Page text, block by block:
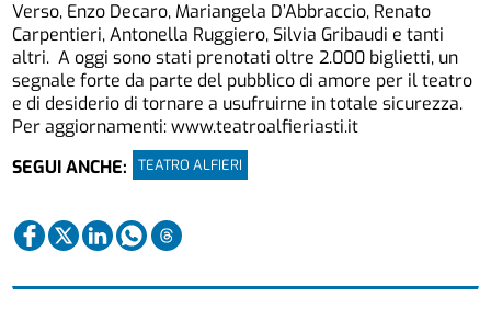
Verso, Enzo Decaro, Mariangela D’Abbraccio, Renato
Carpentieri, Antonella Ruggiero, Silvia Gribaudi e tanti
altri. A oggi sono stati prenotati oltre 2.000 biglietti, un
segnale forte da parte del pubblico di amore per il teatro
e di desiderio di tornare a usufruirne in totale sicurezza.
Per aggiornamenti: www.teatroalfieriasti.it
SEGUI ANCHE:
TEATRO ALFIERI